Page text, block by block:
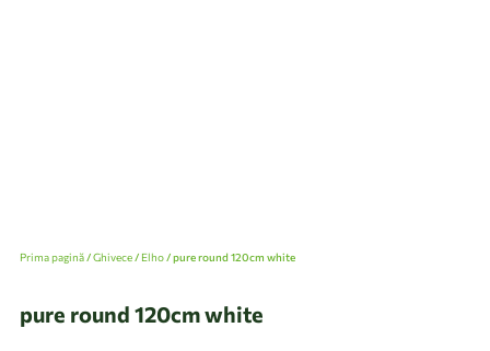
Prima pagină/Ghivece/ Elho/ pure round 120cm white
pure round 120cm white